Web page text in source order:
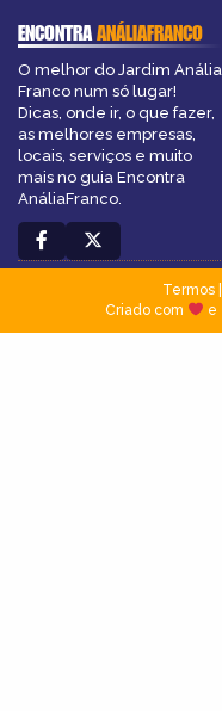
ENCONTRAANÁLIAFRANCO
O melhor do Jardim Anália
Franco num só lugar!
Dicas, onde ir, o que fazer,
as melhores empresas,
locais, serviços e muito
mais no guia Encontra
AnáliaFranco.
Termos|
Criado com
e